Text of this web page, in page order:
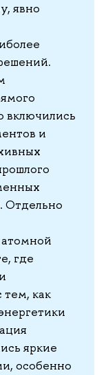
явно
включились
и
Отдельно
где
тем, как
яркие
особенно